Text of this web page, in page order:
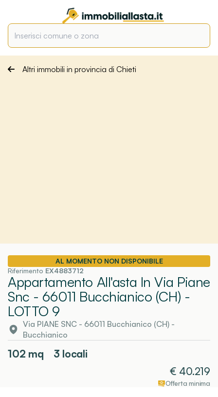
Altri immobili in provincia di Chieti
AL MOMENTO NON DISPONIBILE
Riferimento EX4883712
Appartamento All'asta In Via Piane
Snc - 66011 Bucchianico (CH) -
LOTTO 9
Via PIANE SNC - 66011 Bucchianico (CH)-
Bucchianico
102 mq
3 locali
€ 40.219
Offerta minima